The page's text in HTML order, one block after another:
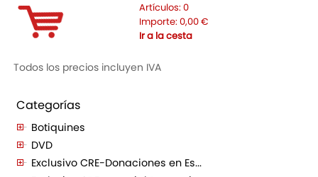
Artículos: 0
Importe: 0,00 €
Ir a la cesta
Todos los precios incluyen IVA
Categorías
Botiquines
DVD
Exclusivo CRE-Donaciones en Es...